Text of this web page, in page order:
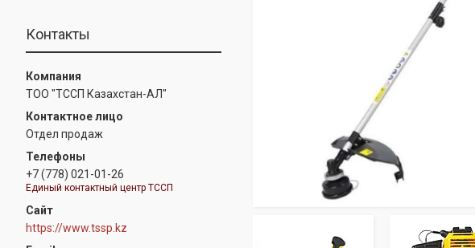
Контакты
ТОО "ТССП Казахстан-АЛ"
Отдел продаж
+7 (778) 021-01-26
Единый контактный центр ТССП
https://www.tssp.kz